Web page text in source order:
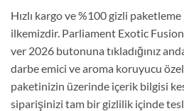
Hızlı kargo ve %100 gizli
ilkemizdir. Parliament Exotic
ver 2026 butonuna tıkladığınız
darbe emici ve aroma koruyucu
paketinizin üzerinde içerik bilgisi
siparişinizi tam bir gizlilik içinde